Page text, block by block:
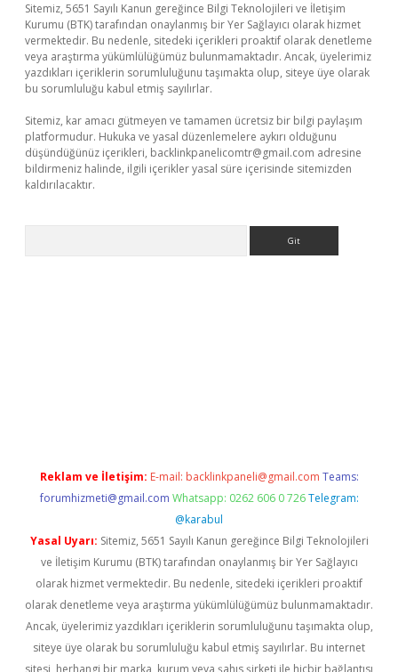
Sitemiz, 5651 Sayılı Kanun gereğince Bilgi Teknolojileri ve İletişim
Kurumu (BTK) tarafından onaylanmış bir Yer Sağlayıcı olarak hizmet
vermektedir. Bu nedenle, sitedeki içerikleri proaktif olarak denetleme
veya araştırma yükümlülüğümüz bulunmamaktadır. Ancak, üyelerimiz
yazdıkları içeriklerin sorumluluğunu taşımakta olup, siteye üye olarak
bu sorumluluğu kabul etmiş sayılırlar.
Sitemiz, kar amacı gütmeyen ve tamamen ücretsiz bir bilgi paylaşım
platformudur. Hukuka ve yasal düzenlemelere aykırı olduğunu
düşündüğünüz içerikleri, backlinkpanelicomtr@gmail.com adresine
bildirmeniz halinde, ilgili içerikler yasal süre içerisinde sitemizden
kaldırılacaktır.
Reklam ve İletişim: E-mail: backlinkpaneli@gmail.com Teams:
forumhizmeti@gmail.com Whatsapp: 0262 606 0 726 Telegram:
@karabul
Yasal Uyarı: Sitemiz, 5651 Sayılı Kanun gereğince Bilgi Teknolojileri
ve İletişim Kurumu (BTK) tarafından onaylanmış bir Yer Sağlayıcı
olarak hizmet vermektedir. Bu nedenle, sitedeki içerikleri proaktif
olarak denetleme veya araştırma yükümlülüğümüz bulunmamaktadır.
Ancak, üyelerimiz yazdıkları içeriklerin sorumluluğunu taşımakta olup,
siteye üye olarak bu sorumluluğu kabul etmiş sayılırlar. Bu internet
sitesi, herhangi bir marka, kurum veya şahıs şirketi ile hiçbir bağlantısı